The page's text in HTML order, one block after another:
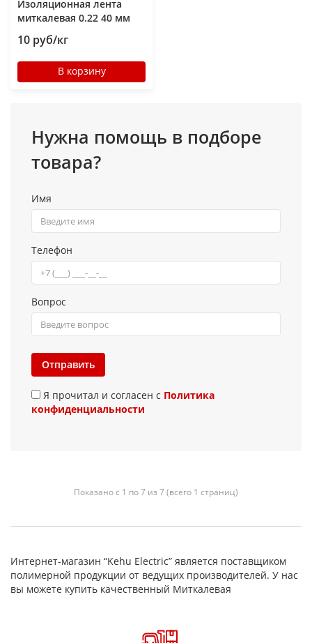
Изоляционная лента
миткалевая 0.22 40 мм
10 руб/кг
В корзину
Нужна помощь в подборе
товара?
Имя
Телефон
Вопрос
Отправить
Я прочитал и согласен с Политика
конфиденциальности
Показано с 1 по 7 из 7 (всего 1 страниц)
Интернет-магазин “Kehu Electric” является поставщиком
полимерной продукции от ведущих производителей. У нас
вы можете купить качественный Миткалевая